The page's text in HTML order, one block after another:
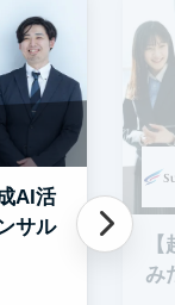
AI活
サル
み